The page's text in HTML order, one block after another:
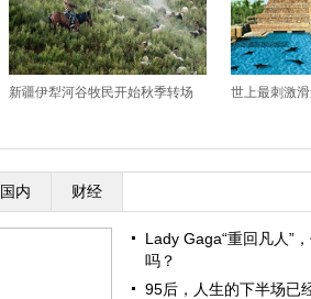
新疆伊犁河谷牧民开始秋季转场 世上最刺激
国内 财经
Lady Gaga“重回凡人”
吗？
95后，人生的下半场已